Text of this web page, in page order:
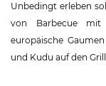
Unbedingt erleben
von Barbecue mit
europäische
und Kudu auf den